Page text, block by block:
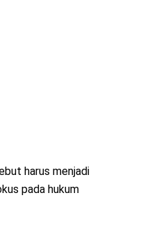
harus menjadi
pada hukum